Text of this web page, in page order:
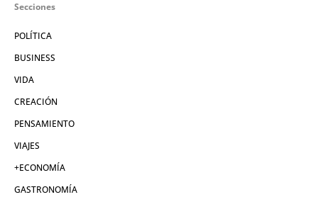
Secciones
POLÍTICA
BUSINESS
VIDA
CREACIÓN
PENSAMIENTO
VIAJES
+ECONOMÍA
GASTRONOMÍA